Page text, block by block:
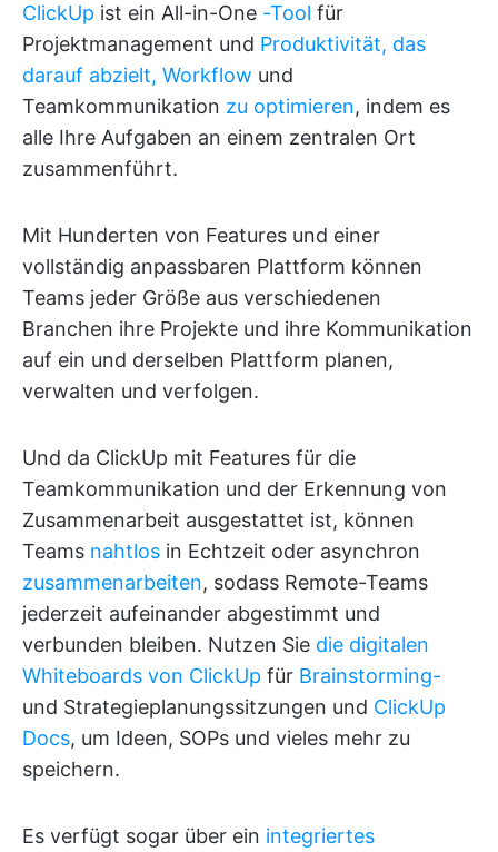
ClickUp ist ein All-in-One -Tool für
Projektmanagement und Produktivität, das
darauf abzielt, Workflow und
Teamkommunikation zu optimieren, indem es
alle Ihre Aufgaben an einem zentralen Ort
zusammenführt.
Mit Hunderten von Features und einer
vollständig anpassbaren Plattform können
Teams jeder Größe aus verschiedenen
Branchen ihre Projekte und ihre Kommunikation
auf ein und derselben Plattform planen,
verwalten und verfolgen.
Und da ClickUp mit Features für die
Teamkommunikation und der Erkennung von
Zusammenarbeit ausgestattet ist, können
Teams nahtlos in Echtzeit oder asynchron
zusammenarbeiten, sodass Remote-Teams
jederzeit aufeinander abgestimmt und
verbunden bleiben. Nutzen Sie die digitalen
Whiteboards von ClickUp für Brainstorming-
und Strategieplanungssitzungen und ClickUp
Docs, um Ideen, SOPs und vieles mehr zu
speichern.
Es verfügt sogar über ein integriertes